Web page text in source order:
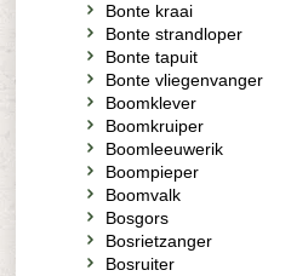
Bonte kraai
Bonte strandloper
Bonte tapuit
Bonte vliegenvanger
Boomklever
Boomkruiper
Boomleeuwerik
Boompieper
Boomvalk
Bosgors
Bosrietzanger
Bosruiter